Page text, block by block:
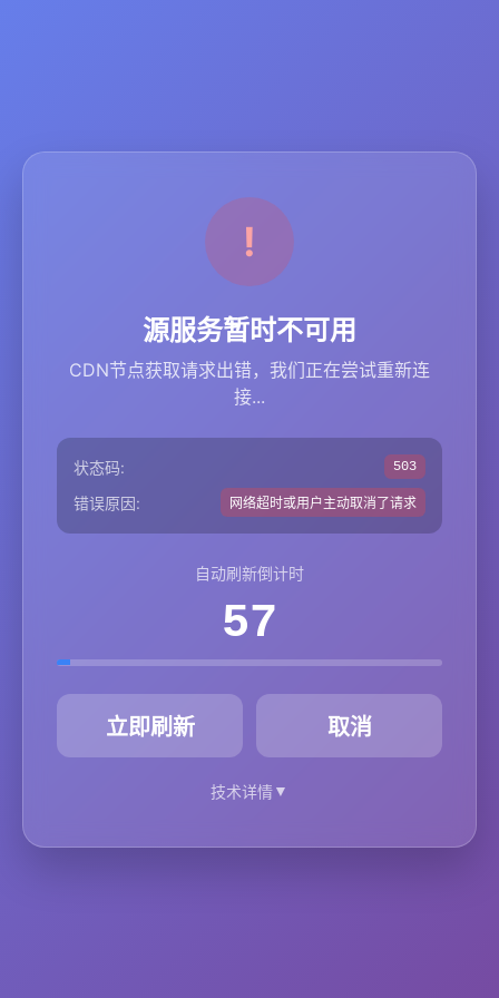
源服务暂时不可用
CDN节点获取请求出错，我们正在尝试重新连
接...
状态码: 503
错误原因: 网络超时或用户主动取消了请求
自动刷新倒计时
57
立即刷新 取消
技术详情▼